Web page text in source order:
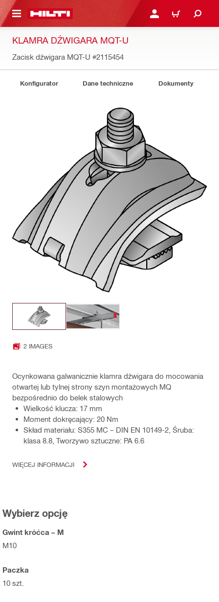
GŁÓWNEJ ZALOGUJ SIĘ LUB
KOSZYK
KLAMRA DŹWIGARA MQT-U
Zacisk dźwigara MQT-U #2115454
Konfigurator Dane techniczne Dokumenty
2 IMAGES
Ocynkowana galwanicznie klamra dźwigara do mocowania
otwartej lub tylnej strony szyn montażowych MQ
bezpośrednio do belek stalowych
Wielkość klucza: 17 mm
Moment dokręcający: 20 Nm
Skład materiału: S355 MC – DIN EN 10149-2, Śruba:
klasa 8.8, Tworzywo sztuczne: PA 6.6
WIĘCEJ INFORMACJI
Wybierz opcję
Gwint króćca – M
M10
Paczka
10 szt.